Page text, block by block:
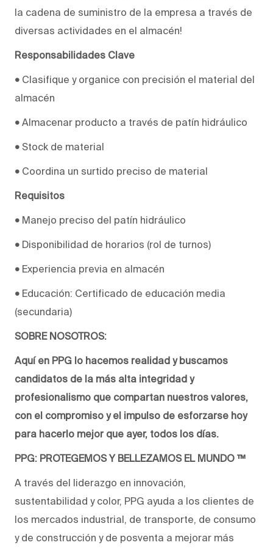
la cadena de suministro de la empresa a través de
diversas actividades en el almacén!
Responsabilidades Clave
• Clasifique y organice con precisión el material del
almacén
• Almacenar producto a través de patín hidráulico
• Stock de material
• Coordina un surtido preciso de material
Requisitos
• Manejo preciso del patín hidráulico
• Disponibilidad de horarios (rol de turnos)
• Experiencia previa en almacén
• Educación: Certificado de educación media
(secundaria)
SOBRE NOSOTROS:
Aquí en PPG lo hacemos realidad y buscamos
candidatos de la más alta integridad y
profesionalismo que compartan nuestros valores,
con el compromiso y el impulso de esforzarse hoy
para hacerlo mejor que ayer, todos los días.
PPG: PROTEGEMOS Y BELLEZAMOS EL MUNDO ™
A través del liderazgo en innovación,
sustentabilidad y color, PPG ayuda a los clientes de
los mercados industrial, de transporte, de consumo
y de construcción y de posventa a mejorar más